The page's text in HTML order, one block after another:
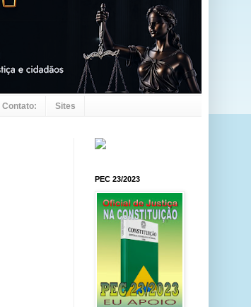
Contato: Sites
PEC 23/2023